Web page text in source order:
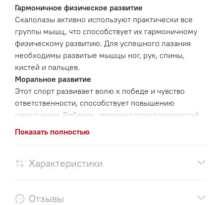
Гармоничное физическое развитие
Скалолазы активно используют практически все
группы мышц, что способствует их гармоничному
физическому развитию. Для успешного лазания
необходимы развитые мышцы ног, рук, спины,
кистей и пальцев.
Моральное развитие
Этот спорт развивает волю к победе и чувство
ответственности, способствует повышению
самооценки. Ребенок, уверенно преодолевающий
вертикальные преграды, выделяется среди
Развитие мышления
а также стратегического и тактического мышления.
Показать полностью
Характеристики
Отзывы